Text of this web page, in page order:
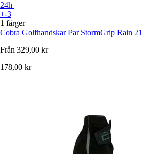
24h
+-3
1 färger
Cobra Golfhandskar Par StormGrip Rain 21
Från 329,00 kr
178,00 kr